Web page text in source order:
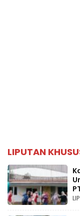
LIPUTAN